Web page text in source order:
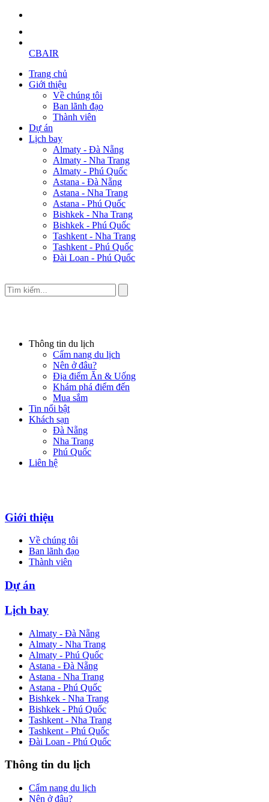
CBAIR
Trang chủ
Giới thiệu
Về chúng tôi
Ban lãnh đạo
Thành viên
Dự án
Lịch bay
Almaty - Đà Nẵng
Almaty - Nha Trang
Almaty - Phú Quốc
Astana - Đà Nẵng
Astana - Nha Trang
Astana - Phú Quốc
Bishkek - Nha Trang
Bishkek - Phú Quốc
Tashkent - Nha Trang
Tashkent - Phú Quốc
Đài Loan - Phú Quốc
Thông tin du lịch
Cẩm nang du lịch
Nên ở đâu?
Địa điểm Ăn & Uống
Khám phá điểm đến
Mua sắm
Tin nổi bật
Khách sạn
Đà Nẵng
Nha Trang
Phú Quốc
Liên hệ
Giới thiệu
Về chúng tôi
Ban lãnh đạo
Thành viên
Dự án
Lịch bay
Almaty - Đà Nẵng
Almaty - Nha Trang
Almaty - Phú Quốc
Astana - Đà Nẵng
Astana - Nha Trang
Astana - Phú Quốc
Bishkek - Nha Trang
Bishkek - Phú Quốc
Tashkent - Nha Trang
Tashkent - Phú Quốc
Đài Loan - Phú Quốc
Thông tin du lịch
Cẩm nang du lịch
Nên ở đâu?